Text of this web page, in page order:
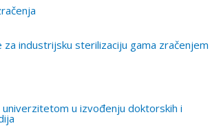
industrijsku sterilizaciju gama zračenjem
univerzitetom u izvođenju doktorskih i